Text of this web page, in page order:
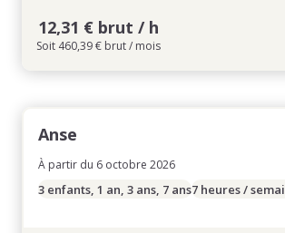
12,31 € brut / h
Soit 460,39 € brut / mois
Anse
À partir du 6 octobre 2026
3 enfants, 1 an, 3 ans, 7 ans7 heures /